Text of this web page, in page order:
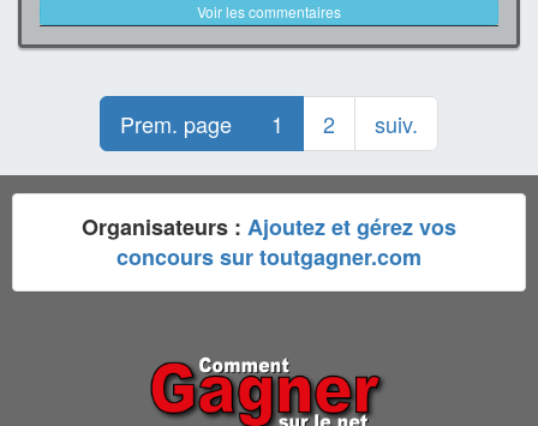
Voir les commentaires
Prem. page 1 2 suiv.
Organisateurs : Ajoutez et gérez vos
concours sur toutgagner.com